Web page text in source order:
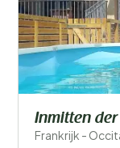
Inmitten
Frankrijk -